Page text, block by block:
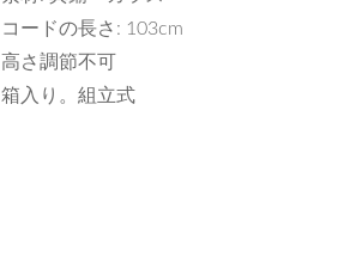
コードの長さ: 103cm
高さ調節不可
箱入り。組立式